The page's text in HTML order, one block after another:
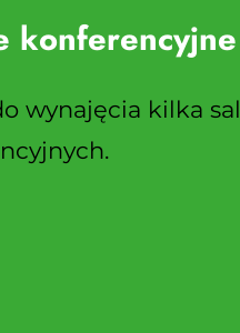
konferencyjne
wynajęcia kilka sal